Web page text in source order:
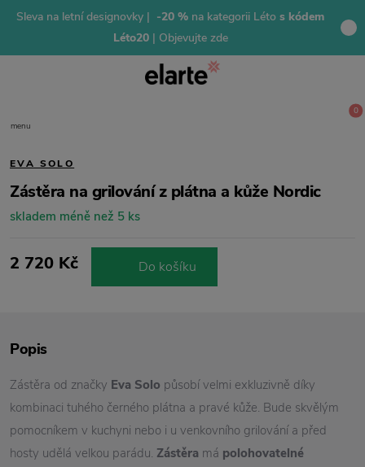
Sleva na letní designovky | -20 % na kategorii Léto s kódem
Léto20 | Objevujte zde
menu
0
EVA SOLO
Zástěra na grilování z plátna a kůže Nordic
skladem méně než 5 ks
2 720 Kč Do košíku
Popis
Zástěra od značky Eva Solo působí velmi exkluzivně díky
kombinaci tuhého černého plátna a pravé kůže. Bude skvělým
pomocníkem v kuchyni nebo i u venkovního grilování a před
hosty udělá velkou parádu. Zástěra má polohovatelné